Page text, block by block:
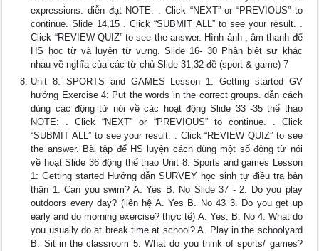
expressions. diễn đạt NOTE: . Click “NEXT” or “PREVIOUS” to
continue. Slide 14,15 . Click “SUBMIT ALL” to see your result. .
Click “REVIEW QUIZ” to see the answer. Hình ảnh , âm thanh để
HS học từ và luyện từ vựng. Slide 16- 30 Phân biệt sự khác
nhau về nghĩa của các từ chủ Slide 31,32 đề (sport & game) 7
Unit 8: SPORTS and GAMES Lesson 1: Getting started GV
hướng Exercise 4: Put the words in the correct groups. dẫn cách
dùng các động từ nói về các hoạt động Slide 33 -35 thể thao
NOTE: . Click “NEXT” or “PREVIOUS” to continue. . Click
“SUBMIT ALL” to see your result. . Click “REVIEW QUIZ” to see
the answer. Bài tập để HS luyện cách dùng một số động từ nói
về hoạt Slide 36 động thể thao Unit 8: Sports and games Lesson
1: Getting started Hướng dẫn SURVEY học sinh tự điều tra bản
thân 1. Can you swim? A. Yes B. No Slide 37 - 2. Do you play
outdoors every day? (liên hệ A. Yes B. No 43 3. Do you get up
early and do morning exercise? thực tế) A. Yes. B. No 4. What do
you usually do at break time at school? A. Play in the schoolyard
B. Sit in the classroom 5. What do you think of sports/ games?